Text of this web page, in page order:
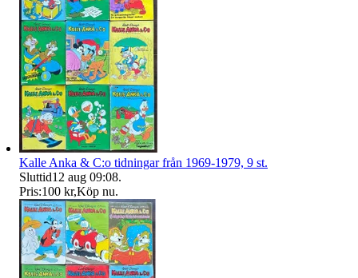
Kalle Anka & C:o tidningar från 1969-1979, 9 st.
Sluttid12 aug 09:08.
Pris:100 kr,Köp nu.